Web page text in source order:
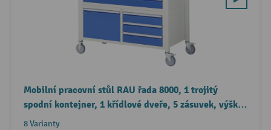
Mobilní pracovní stůl RAU řada 8000, 1 trojitý
spodní kontejner, 1 křídlové dveře, 5 zásuvek, výška
920-1120 mm
8 Varianty